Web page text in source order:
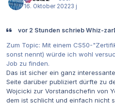
16. Oktober 20223 j
vor 2 Stunden schrieb Whiz-
Zum Topic: Mit einem CS50-
sonst nennt) würde ich wohl
Job zu finden.
Das ist sicher ein ganz
Seite darüber publiziert dürfte zu
Wojcicki zur Vorstandschefin von
dem ist schlicht und einfach nicht